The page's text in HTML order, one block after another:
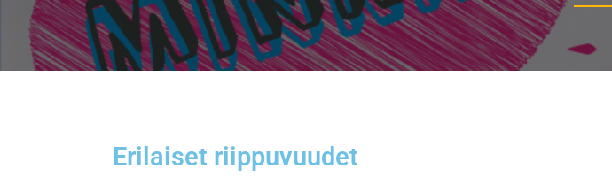
Erilaiset riippuvuudet